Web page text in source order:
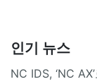
인기 뉴스
NC IDS, ‘NC